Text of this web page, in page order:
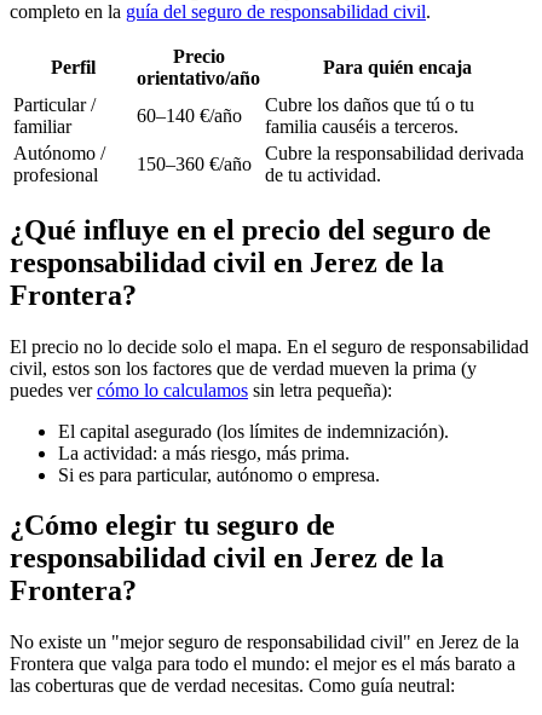
completo en la guía del seguro de responsabilidad civil.
Perfil
Precio
orientativo/año
Para quién encaja
Particular /
familiar
60–140 €/año
Cubre los daños que tú o tu
familia causéis a terceros.
Autónomo /
profesional
150–360 €/año
Cubre la responsabilidad derivada
de tu actividad.
¿Qué influye en el precio del seguro de
responsabilidad civil en Jerez de la
Frontera?
El precio no lo decide solo el mapa. En el seguro de responsabilidad
civil, estos son los factores que de verdad mueven la prima (y
puedes vercómo lo calculamos sin letra pequeña):
El capital asegurado (los límites de indemnización).
La actividad: a más riesgo, más prima.
Si es para particular, autónomo o empresa.
¿Cómo elegir tu seguro de
responsabilidad civil en Jerez de la
Frontera?
No existe un "mejor seguro de responsabilidad civil" en Jerez de la
Frontera que valga para todo el mundo: el mejor es el más barato a
las coberturas que de verdad necesitas. Como guía neutral: